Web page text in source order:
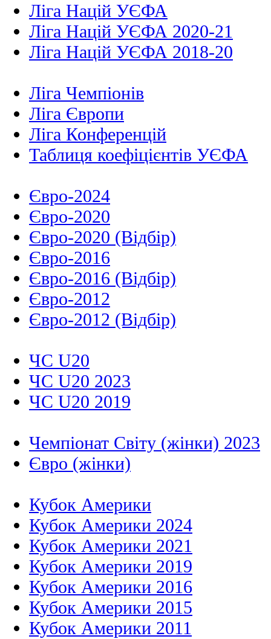
Ліга Націй УЄФА
Ліга Націй УЄФА 2020-21
Ліга Націй УЄФА 2018-20
Ліга Чемпіонів
Ліга Європи
Ліга Конференцій
Таблиця коефіцієнтів УЄФА
Євро-2024
Євро-2020
Євро-2020 (Відбір)
Євро-2016
Євро-2016 (Відбір)
Євро-2012
Євро-2012 (Відбір)
ЧС U20
ЧС U20 2023
ЧС U20 2019
Чемпіонат Світу (жінки) 2023
Євро (жінки)
Кубок Америки
Кубок Америки 2024
Кубок Америки 2021
Кубок Америки 2019
Кубок Америки 2016
Кубок Америки 2015
Кубок Америки 2011